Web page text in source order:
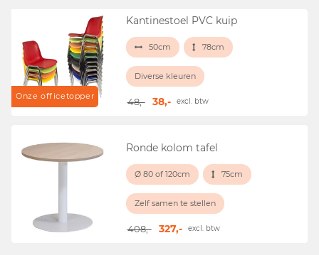
Onze officetopper
Kantinestoel PVC kuip
50cm 78cm
Diverse kleuren
48,- 38,- excl. btw
Ronde kolom tafel
Ø 80 of 120cm 75cm
Zelf samen te stellen
408,- 327,- excl. btw